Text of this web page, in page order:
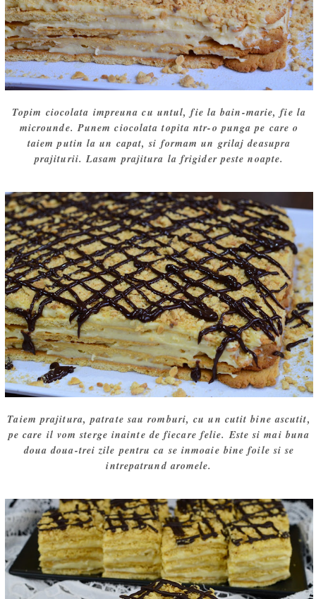
Topim ciocolata impreuna cu untul, fie la bain-marie, fie la
microunde. Punem ciocolata topita ntr-o punga pe care o
taiem putin la un capat, si formam un grilaj deasupra
prajiturii. Lasam prajitura la frigider peste noapte.
Taiem prajitura, patrate sau romburi, cu un cutit bine ascutit,
pe care il vom sterge inainte de fiecare felie. Este si mai buna
doua doua-trei zile pentru ca se inmoaie bine foile si se
intrepatrund aromele.